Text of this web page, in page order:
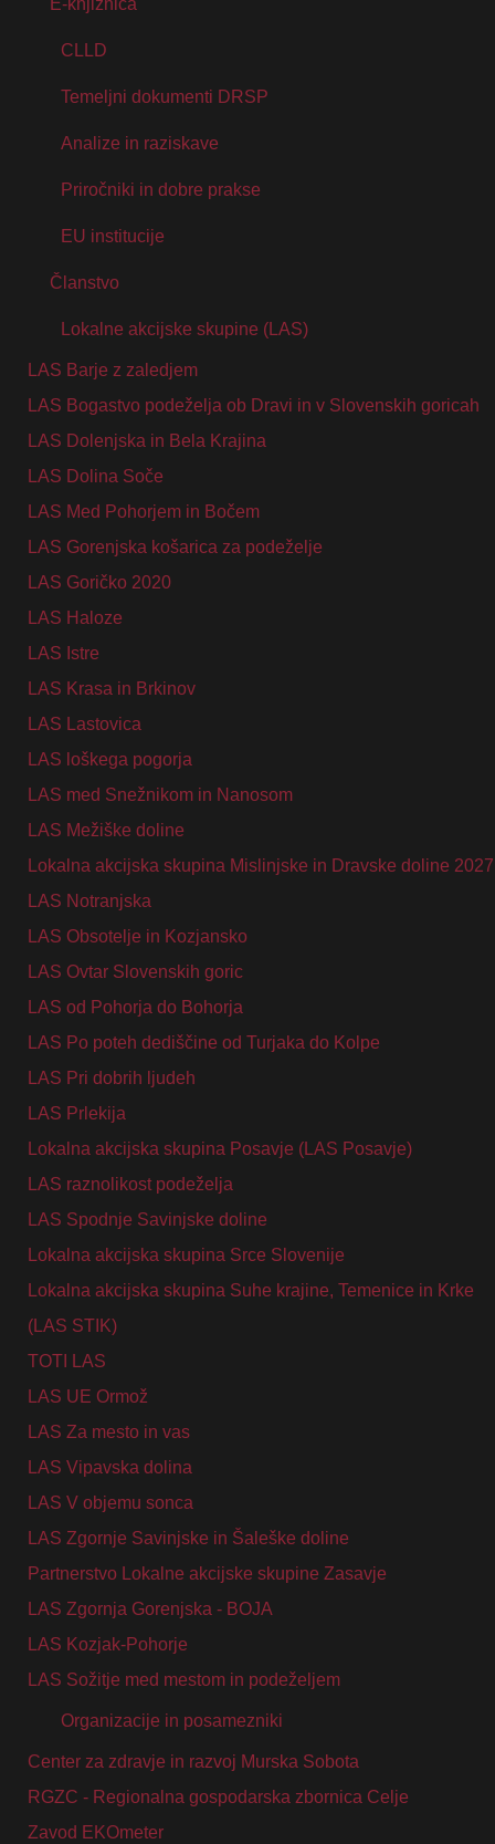
E-knjižnica
CLLD
Temeljni dokumenti DRSP
Analize in raziskave
Priročniki in dobre prakse
EU institucije
Članstvo
Lokalne akcijske skupine (LAS)
LAS Barje z zaledjem
LAS Bogastvo podeželja ob Dravi in v Slovenskih goricah
LAS Dolenjska in Bela Krajina
LAS Dolina Soče
LAS Med Pohorjem in Bočem
LAS Gorenjska košarica za podeželje
LAS Goričko 2020
LAS Haloze
LAS Istre
LAS Krasa in Brkinov
LAS Lastovica
LAS loškega pogorja
LAS med Snežnikom in Nanosom
LAS Mežiške doline
Lokalna akcijska skupina Mislinjske in Dravske doline 2027
LAS Notranjska
LAS Obsotelje in Kozjansko
LAS Ovtar Slovenskih goric
LAS od Pohorja do Bohorja
LAS Po poteh dediščine od Turjaka do Kolpe
LAS Pri dobrih ljudeh
LAS Prlekija
Lokalna akcijska skupina Posavje (LAS Posavje)
LAS raznolikost podeželja
LAS Spodnje Savinjske doline
Lokalna akcijska skupina Srce Slovenije
Lokalna akcijska skupina Suhe krajine, Temenice in Krke
(LAS STIK)
TOTI LAS
LAS UE Ormož
LAS Za mesto in vas
LAS Vipavska dolina
LAS V objemu sonca
LAS Zgornje Savinjske in Šaleške doline
Partnerstvo Lokalne akcijske skupine Zasavje
LAS Zgornja Gorenjska - BOJA
LAS Kozjak-Pohorje
LAS Sožitje med mestom in podeželjem
Organizacije in posamezniki
Center za zdravje in razvoj Murska Sobota
RGZC - Regionalna gospodarska zbornica Celje
Zavod EKOmeter